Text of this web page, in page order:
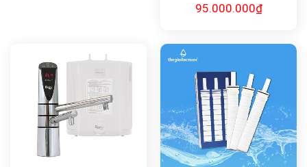
95.000.000₫